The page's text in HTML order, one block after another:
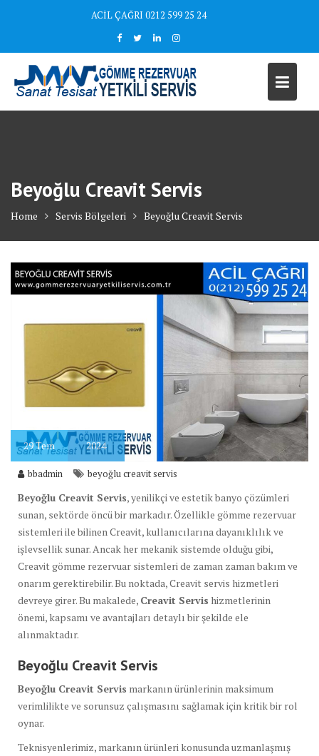
ACİL ÇAĞRI 0212 599 25 24
Beyoğlu Creavit Servis
Home Servis Bölgeleri Beyoğlu Creavit Servis
29Tem 2024
bbadmin beyoğlu creavit servis
Beyoğlu Creavit Servis, yenilikçi ve estetik banyo çözümleri
sunan, sektörde öncü bir markadır. Özellikle gömme rezervuar
sistemleri ile bilinen Creavit, kullanıcılarına dayanıklılık ve
işlevsellik sunar. Ancak her mekanik sistemde olduğu gibi,
Creavit gömme rezervuar sistemleri de zaman zaman bakım ve
onarım gerektirebilir. Bu noktada, Creavit servis hizmetleri
devreye girer. Bu makalede, Creavit Servis hizmetlerinin
önemi, kapsamı ve avantajları detaylı bir şekilde ele
alınmaktadır.
Beyoğlu Creavit Servis
Beyoğlu Creavit Servis markanın ürünlerinin maksimum
verimlilikte ve sorunsuz çalışmasını sağlamak için kritik bir rol
oynar.
Teknisyenlerimiz, markanın ürünleri konusunda uzmanlaşmış